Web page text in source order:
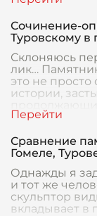
Сочинение-
Туровскому в
Склоняюсь
лик…
это не просто
истории,
Сравнение
Гомеле,
Однажды я
и тот же
скульптор
вкладывает в